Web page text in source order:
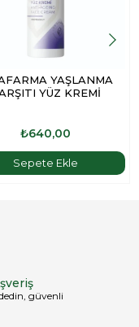
YAŞLANMA
YÜZ KREMİ
₺640,00
Sepete Ekle
güvenli